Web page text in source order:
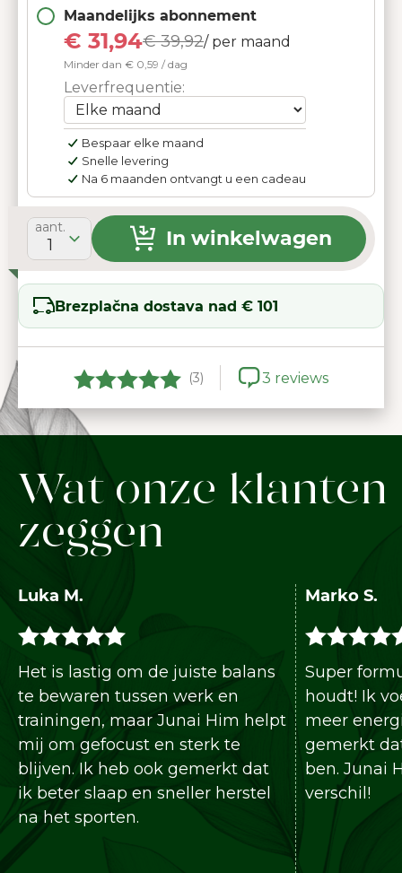
Maandelijks abonnement
€ 31,94€ 39,92/ per maand
Minder dan € 0,59 / dag
Leverfrequentie:
Bespaar elke maand
Snelle levering
Na 6 maanden ontvangt u een cadeau
aant.
1 In winkelwagen
Brezplačna dostava nad € 101
(3) 3 reviews
Wat onze klanten
zeggen
Luka M.
Het is lastig om de juiste balans
te bewaren tussen werk en
trainingen, maar Junai Him helpt
mij om gefocust en sterk te
blijven. Ik heb ook gemerkt dat
ik beter slaap en sneller herstel
na het sporten.
Marko S.
Super
houdt! Ik
meer
gemerkt
ben. Junai
verschil!